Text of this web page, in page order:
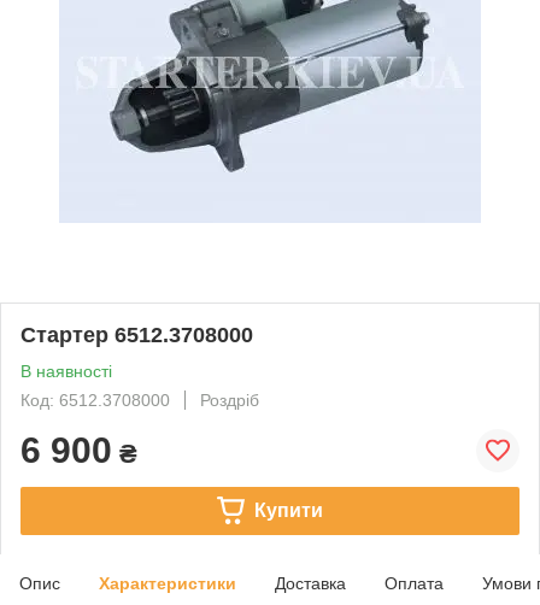
Стартер 6512.3708000
В наявності
Код: 6512.3708000
Роздріб
6 900 ₴
Купити
Опис Характеристики Доставка Оплата Умови